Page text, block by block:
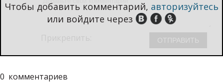
Чтобы добавить комментарий, авторизуйтесь
или войдите через
0 комментариев